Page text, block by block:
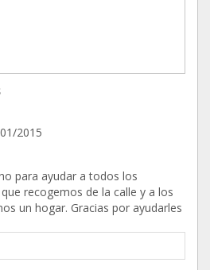
2015
para ayudar a todos los
recogemos de la calle y a los
un hogar. Gracias por ayudarles